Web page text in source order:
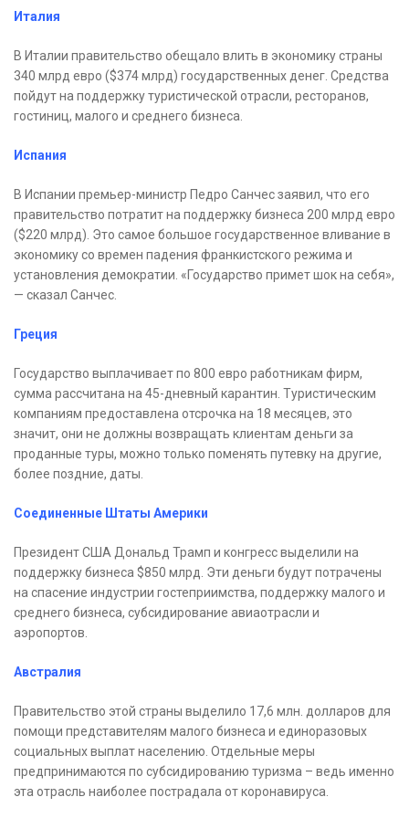
Италия
В Италии правительство обещало влить в экономику страны
340 млрд евро ($374 млрд) государственных денег. Средства
пойдут на поддержку туристической отрасли, ресторанов,
гостиниц, малого и среднего бизнеса.
Испания
В Испании премьер-министр Педро Санчес заявил, что его
правительство потратит на поддержку бизнеса 200 млрд евро
($220 млрд). Это самое большое государственное вливание в
экономику со времен падения франкистского режима и
установления демократии. «Государство примет шок на себя»,
— сказал Санчес.
Греция
Государство выплачивает по 800 евро работникам фирм,
сумма рассчитана на 45-дневный карантин. Туристическим
компаниям предоставлена отсрочка на 18 месяцев, это
значит, они не должны возвращать клиентам деньги за
проданные туры, можно только поменять путевку на другие,
более поздние, даты.
Соединенные Штаты Америки
Президент США Дональд Трамп и конгресс выделили на
поддержку бизнеса $850 млрд. Эти деньги будут потрачены
на спасение индустрии гостеприимства, поддержку малого и
среднего бизнеса, субсидирование авиаотрасли и
аэропортов.
Австралия
Правительство этой страны выделило 17,6 млн. долларов для
помощи представителям малого бизнеса и единоразовых
социальных выплат населению. Отдельные меры
предпринимаются по субсидированию туризма – ведь именно
эта отрасль наиболее пострадала от коронавируса.